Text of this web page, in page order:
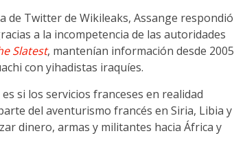
de Twitter de Wikileaks, Assange respondió
a la incompetencia de las autoridades
Slatest, mantenían información desde 2005
con yihadistas iraquíes.
si los servicios franceses en realidad
del aventurismo francés en Siria, Libia y
dinero, armas y militantes hacia África y